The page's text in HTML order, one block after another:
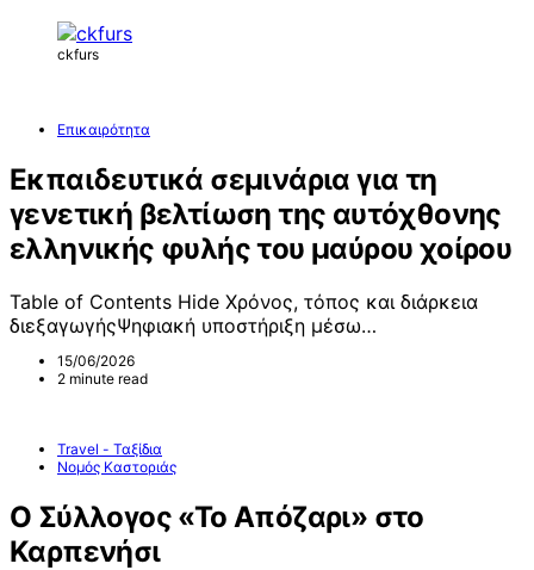
ckfurs
Επικαιρότητα
Εκπαιδευτικά σεμινάρια για τη
γενετική βελτίωση της αυτόχθονης
ελληνικής φυλής του μαύρου χοίρου
Table of Contents Hide Χρόνος, τόπος και διάρκεια
διεξαγωγήςΨηφιακή υποστήριξη μέσω…
15/06/2026
2 minute read
Travel - Ταξίδια
Νομός Καστοριάς
Ο Σύλλογος «Το Απόζαρι» στο
Καρπενήσι